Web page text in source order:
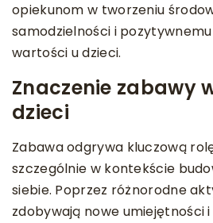
opiekunom w tworzeniu
samodzielności i pozytywnemu
wartości u dzieci.
Znaczenie zabawy
dzieci
Zabawa odgrywa kluczową
szczególnie w kontekście
siebie. Poprzez różnorodne
zdobywają nowe umiejętności